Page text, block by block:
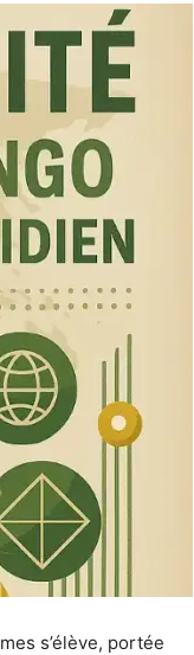
s’élève, portée